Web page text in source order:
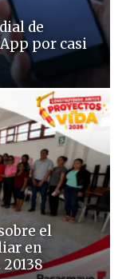
de
por casi
el
en